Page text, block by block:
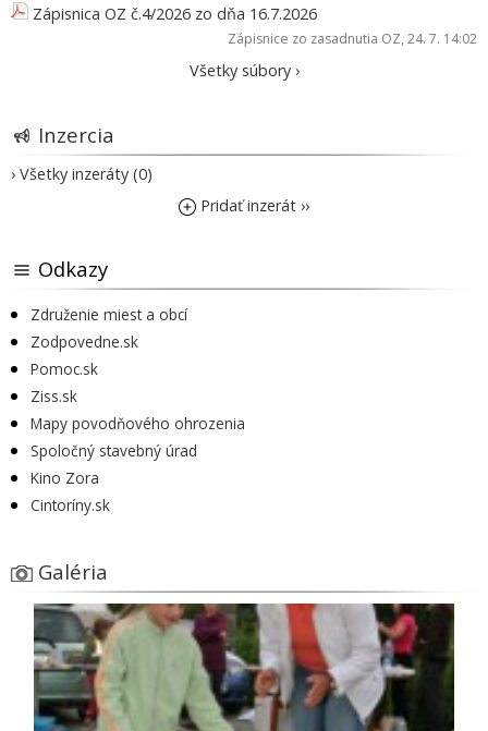
Zápisnica OZ č.4/2026 zo dňa 16.7.2026
Zápisnice zo zasadnutia OZ, 24. 7. 14:02
Všetky súbory ›
Inzercia
› Všetky inzeráty (0)
Pridať inzerát ››
Odkazy
Združenie miest a obcí
Zodpovedne.sk
Pomoc.sk
Ziss.sk
Mapy povodňového ohrozenia
Spoločný stavebný úrad
Kino Zora
Cintoríny.sk
Galéria